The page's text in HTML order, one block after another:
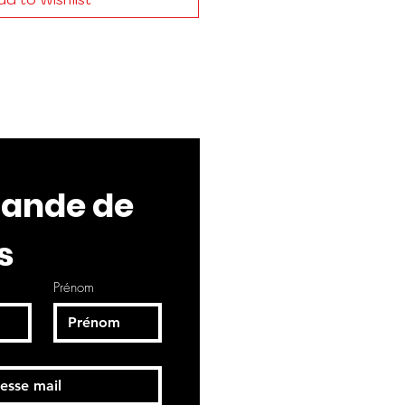
de
Prénom